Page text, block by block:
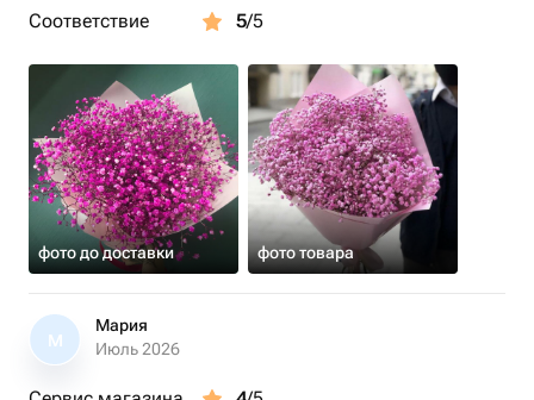
Соответствие
5/5
фото до доставки фото товара
М
Мария
Июль 2026